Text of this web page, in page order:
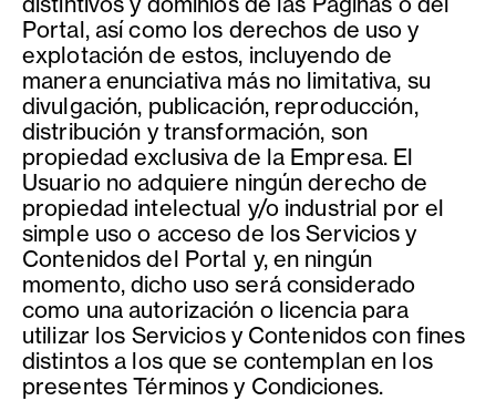
Portal, así como los derechos de uso y
explotación de estos, incluyendo de
manera enunciativa más no limitativa, su
divulgación, publicación, reproducción,
distribución y transformación, son
propiedad exclusiva de la Empresa. El
Usuario no adquiere ningún derecho de
propiedad intelectual y/o industrial por el
simple uso o acceso de los Servicios y
Contenidos del Portal y, en ningún
momento, dicho uso será considerado
como una autorización o licencia para
utilizar los Servicios y Contenidos con fines
distintos a los que se contemplan en los
presentes Términos y Condiciones.